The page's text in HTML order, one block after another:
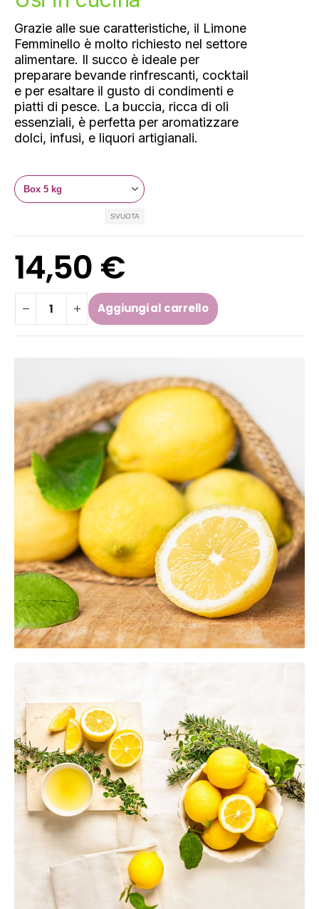
Grazie alle sue caratteristiche, il Limone
Femminello è molto richiesto nel settore
alimentare. Il succo è ideale per
preparare bevande rinfrescanti, cocktail
e per esaltare il gusto di condimenti e
piatti di pesce. La buccia, ricca di oli
essenziali, è perfetta per aromatizzare
dolci, infusi, e liquori artigianali.
SVUOTA
14,50 €
Aggiungi al carrello